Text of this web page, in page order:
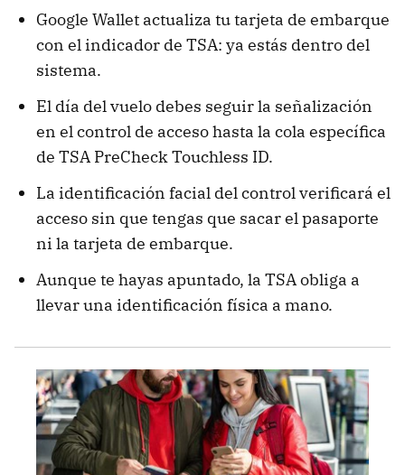
Google Wallet actualiza tu tarjeta de embarque
con el indicador de TSA: ya estás dentro del
sistema.
El día del vuelo debes seguir la señalización
en el control de acceso hasta la cola específica
de TSA PreCheck Touchless ID.
La identificación facial del control verificará el
acceso sin que tengas que sacar el pasaporte
ni la tarjeta de embarque.
Aunque te hayas apuntado, la TSA obliga a
llevar una identificación física a mano.